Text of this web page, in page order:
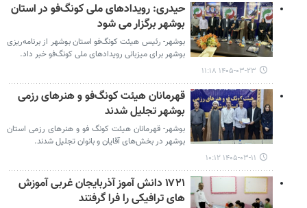
حیدری: رویدادهای ملی کونگ‌فو در استان
بوشهر برگزار می شود
بوشهر- رئیس هیئت کونگ‌فو استان بوشهر از برنامه‌ریزی
بوشهر برای میزبانی رویدادهای ملی کونگ‌فو خبر داد.
۱۴۰۵-۰۳-۲۳ ۱۱:۱۸
قهرمانان هیئت کونگ‌فو و هنرهای رزمی
بوشهر تجلیل شدند
بوشهر- قهرمانان هیئت کونگ فو و هنرهای رزمی استان
بوشهر در بخش‌های آقایان و بانوان تجلیل شدند.
۱۴۰۵-۰۳-۱۱ ۱۰:۱۲
۱۷۲۱ دانش آموز آذربایجان غربی آموزش
های ترافیکی را فرا گرفتند